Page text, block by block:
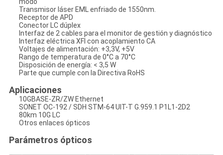
modo
Transmisor láser EML enfriado de 1550nm.
Receptor de APD
Conector LC dúplex
Interfaz de 2 cables para el monitor de gestión y diagnóstico
Interfaz eléctrica XFI con acoplamiento CA
Voltajes de alimentación: +3,3V, +5V
Rango de temperatura de 0°C a 70°C
Disposición de energía: < 3,5 W
Parte que cumple con la Directiva RoHS
Aplicaciones
10GBASE-ZR/ZW Ethernet
SONET OC-192 / SDH STM-64 UIT-T G.959.1 P1L1-2D2
80km 10G LC
Otros enlaces ópticos
Parámetros ópticos